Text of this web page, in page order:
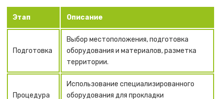
Этап Описание
Подготовка
Выбор местоположения, подготовка
оборудования и материалов, разметка
территории.
Процедура
Использование специализированного
оборудования для прокладки